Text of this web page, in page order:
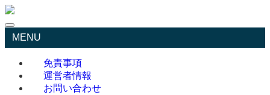
MENU
免責事項
運営者情報
お問い合わせ